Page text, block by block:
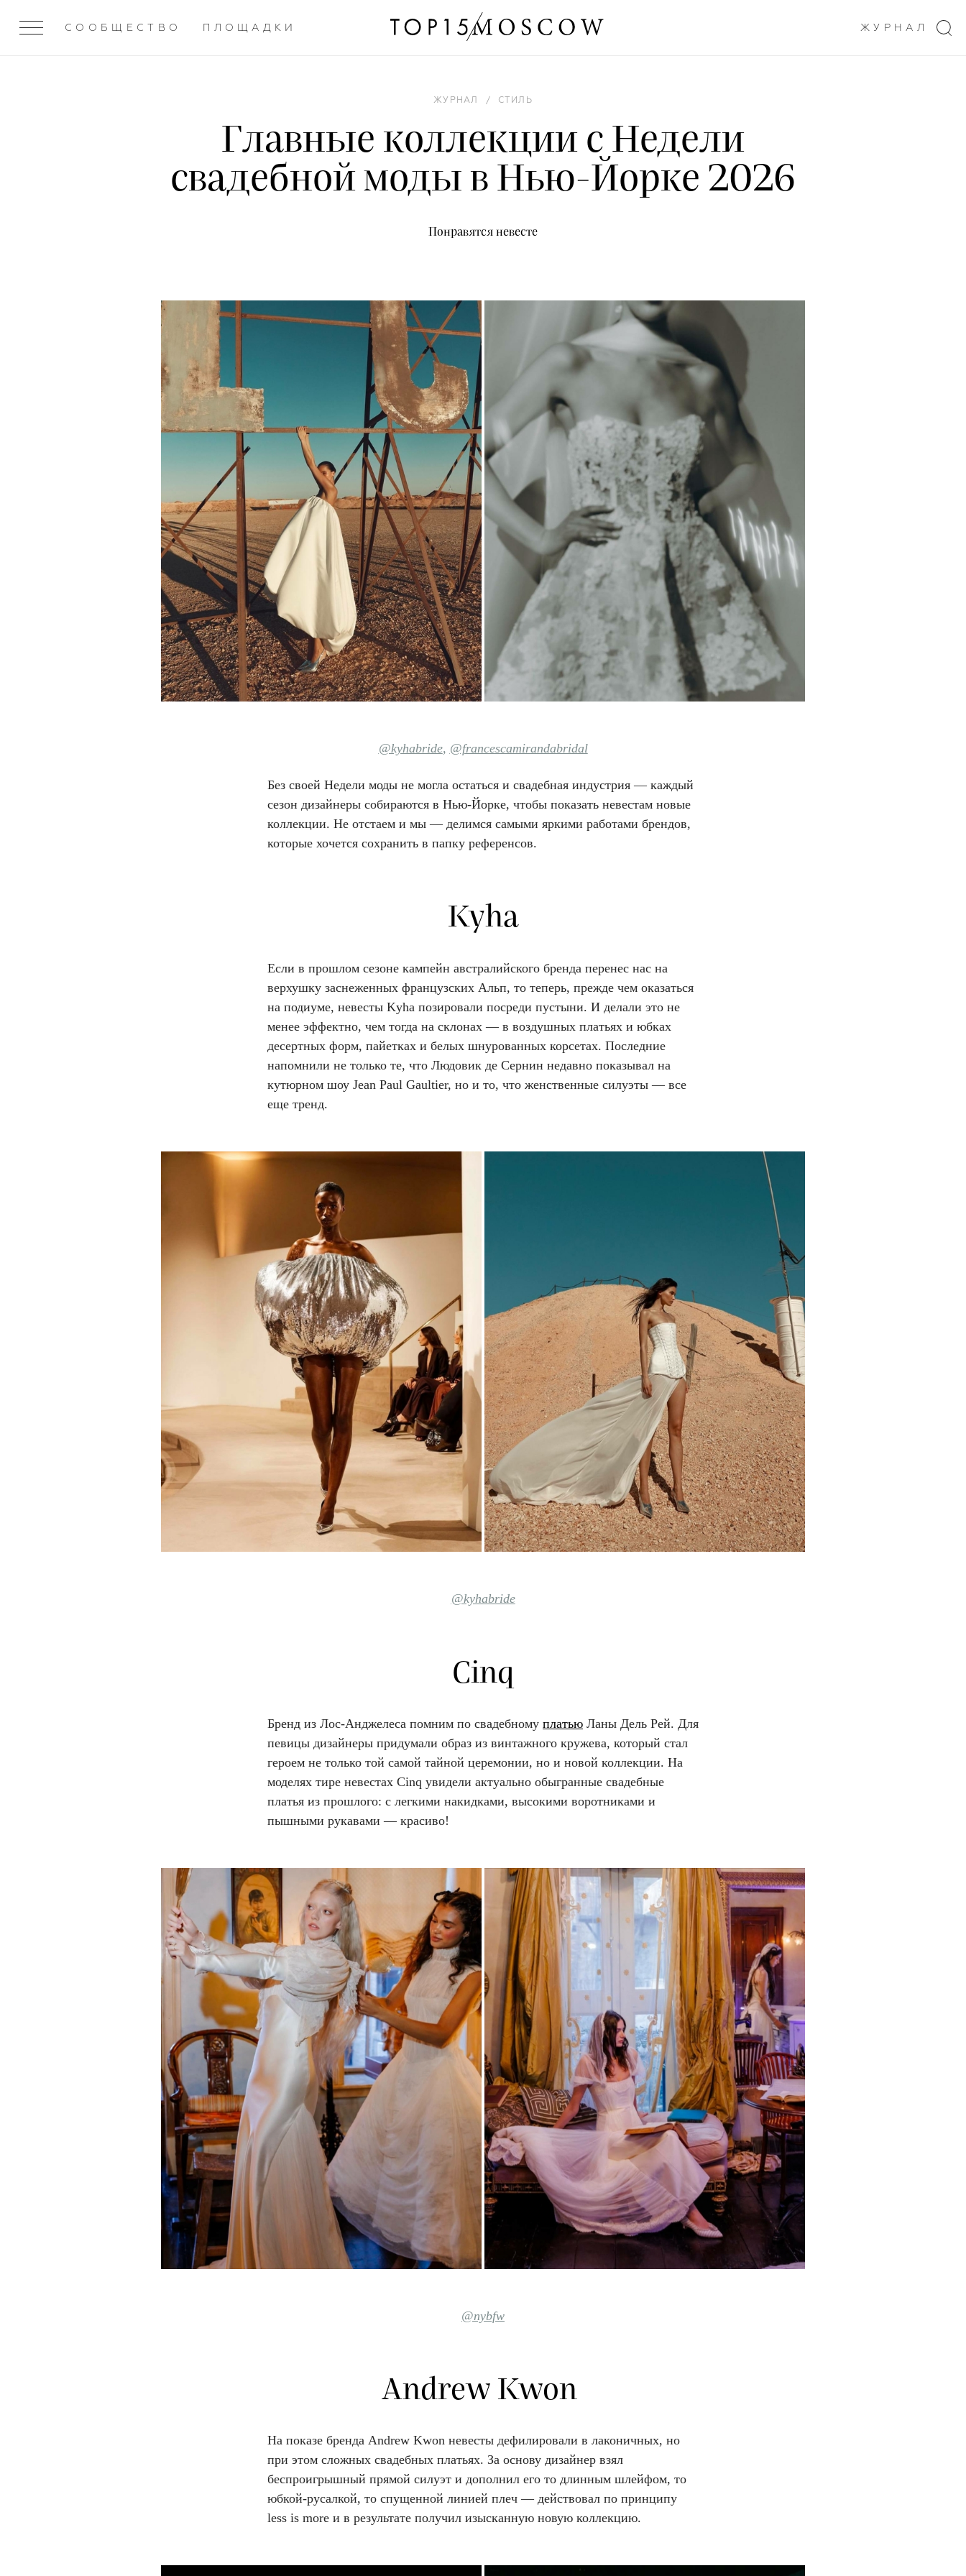
СООБЩЕСТВО ПЛОЩАДКИ ЖУРНАЛ
ЖУРНАЛ / СТИЛЬ
Главные коллекции с Недели
свадебной моды в Нью-Йорке 2026
Понравятся невесте
@kyhabride, @francescamirandabridal
Без своей Недели моды не могла остаться и свадебная индустрия — каждый
сезон дизайнеры собираются в Нью-Йорке, чтобы показать невестам новые
коллекции. Не отстаем и мы — делимся самыми яркими работами брендов,
которые хочется сохранить в папку референсов.
Kyha
Если в прошлом сезоне кампейн австралийского бренда перенес нас на
верхушку заснеженных французских Альп, то теперь, прежде чем оказаться
на подиуме, невесты Kyha позировали посреди пустыни. И делали это не
менее эффектно, чем тогда на склонах — в воздушных платьях и юбках
десертных форм, пайетках и белых шнурованных корсетах. Последние
напомнили не только те, что Людовик де Сернин недавно показывал на
кутюрном шоу Jean Paul Gaultier, но и то, что женственные силуэты — все
еще тренд.
@kyhabride
Cinq
Бренд из Лос-Анджелеса помним по свадебному платью Ланы Дель Рей. Для
певицы дизайнеры придумали образ из винтажного кружева, который стал
героем не только той самой тайной церемонии, но и новой коллекции. На
моделях тире невестах Cinq увидели актуально обыгранные свадебные
платья из прошлого: с легкими накидками, высокими воротниками и
пышными рукавами — красиво!
@nybfw
Andrew Kwon
На показе бренда Andrew Kwon невесты дефилировали в лаконичных, но
при этом сложных свадебных платьях. За основу дизайнер взял
беспроигрышный прямой силуэт и дополнил его то длинным шлейфом, то
юбкой-русалкой, то спущенной линией плеч — действовал по принципу
less is more и в результате получил изысканную новую коллекцию.